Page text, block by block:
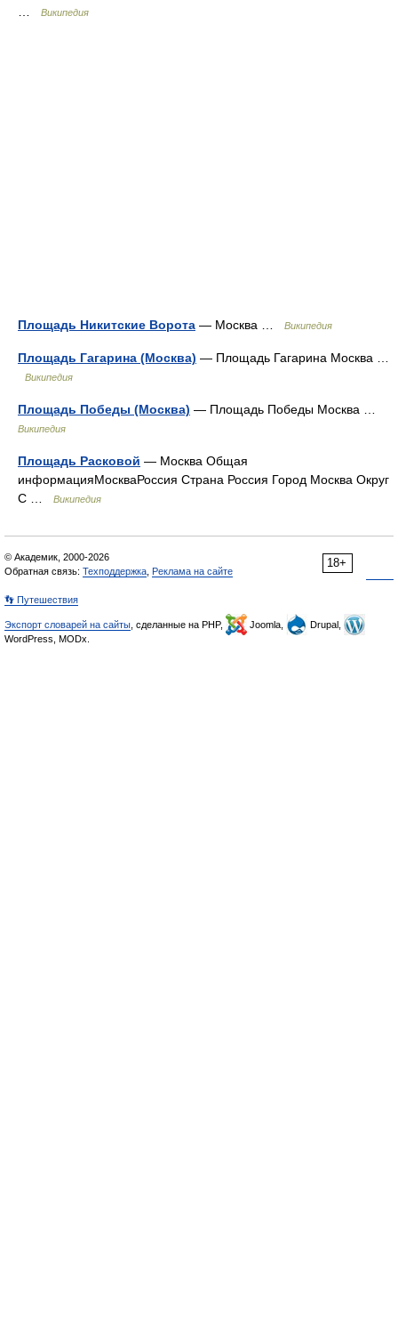
Википедия
Площадь Никитские Ворота — Москва … Википедия
Площадь Гагарина (Москва) — Площадь Гагарина Москва …
Википедия
Площадь Победы (Москва) — Площадь Победы Москва …
Википедия
Площадь Расковой — Москва Общая
информацияМоскваРоссия Страна Россия Город Москва Округ
С …
Википедия
18+
© Академик, 2000-2026
Обратная связь: Техподдержка Реклама на сайте
👣 Путешествия
Экспорт словарей на сайты , сделанные на PHP, Joomla,
Drupal,
WordPress, MODx.